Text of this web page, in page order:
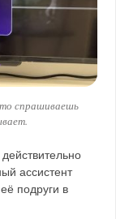
спрашиваешь
ассистент
подруги в